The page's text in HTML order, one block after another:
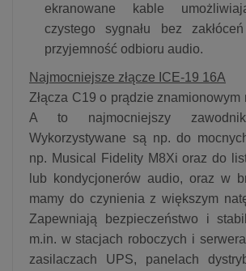
ekranowane kable
czystego sygnału bez
przyjemność odbioru audio.
Najmocniejsze złącze ICE-19 16A
Złącza C19 o prądzie znamionowym
A to najmocniejszy
Wykorzystywane są np. do
np. Musical Fidelity M8Xi oraz do
lub kondycjonerów audio, oraz w
mamy do czynienia z większym
Zapewniają bezpieczeństwo i
m.in. w stacjach roboczych i
zasilaczach UPS, panelach